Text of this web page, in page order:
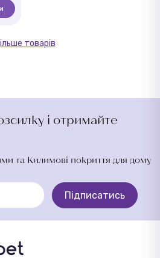
товарів
і отримайте
та Килимові покриття для дому
Підписатись